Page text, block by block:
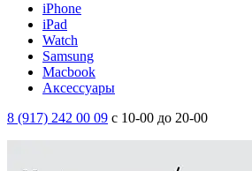
iPhone
iPad
Watch
Samsung
Macbook
Аксессуары
8 (917) 242 00 09 с 10-00 до 20-00